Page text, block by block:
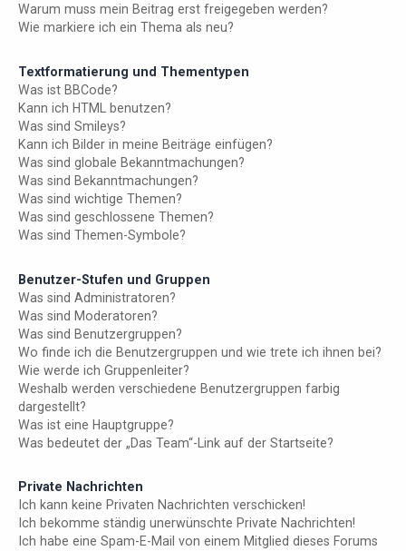
Warum muss mein Beitrag erst freigegeben werden?
Wie markiere ich ein Thema als neu?
Textformatierung und Thementypen
Was ist BBCode?
Kann ich HTML benutzen?
Was sind Smileys?
Kann ich Bilder in meine Beiträge einfügen?
Was sind globale Bekanntmachungen?
Was sind Bekanntmachungen?
Was sind wichtige Themen?
Was sind geschlossene Themen?
Was sind Themen-Symbole?
Benutzer-Stufen und Gruppen
Was sind Administratoren?
Was sind Moderatoren?
Was sind Benutzergruppen?
Wo finde ich die Benutzergruppen und wie trete ich ihnen bei?
Wie werde ich Gruppenleiter?
Weshalb werden verschiedene Benutzergruppen farbig
dargestellt?
Was ist eine Hauptgruppe?
Was bedeutet der „Das Team“-Link auf der Startseite?
Private Nachrichten
Ich kann keine Privaten Nachrichten verschicken!
Ich bekomme ständig unerwünschte Private Nachrichten!
Ich habe eine Spam-E-Mail von einem Mitglied dieses Forums